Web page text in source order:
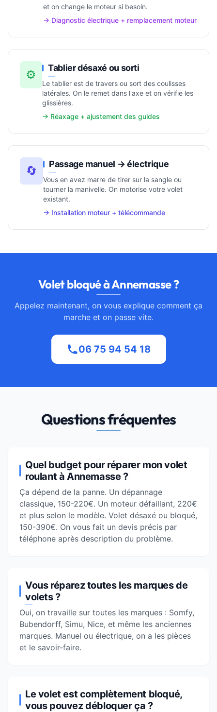
et on change le moteur si besoin.
→ Diagnostic électrique + remplacement moteur
⚙️ Tablier désaxé ou sorti
Le tablier est de travers ou sort des coulisses
latérales. On le remet dans l'axe et on vérifie les
glissières.
→ Réaxage + ajustement des guides
🔄 Passage manuel → électrique
Vous en avez marre de tirer sur la sangle ou
tourner la manivelle. On motorise votre volet
existant.
→ Installation moteur + télécommande
Volet bloqué à Annemasse ?
Appelez maintenant, on vous explique comment ça
marche et on passe vite.
06 75 94 54 18
Questions fréquentes
Quel budget pour réparer mon volet
roulant à Annemasse ?
Ça dépend de la panne. Un dépannage
classique, 150-220€. Un moteur défaillant, 220€
et plus selon le modèle. Volet désaxé ou bloqué,
150-390€. On vous fait un devis précis par
téléphone après description du problème.
Vous réparez toutes les marques de
volets ?
Oui, on travaille sur toutes les marques : Somfy,
Bubendorff, Simu, Nice, et même les anciennes
marques. Manuel ou électrique, on a les pièces
et le savoir-faire.
Le volet est complètement bloqué,
vous pouvez débloquer ça ?